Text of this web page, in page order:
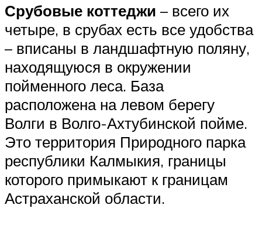
Срубовые коттеджи – всего их
четыре, в срубах есть все удобства
– вписаны в ландшафтную поляну,
находящуюся в окружении
пойменного леса. База
расположена на левом берегу
Волги в Волго-Ахтубинской пойме.
Это территория Природного парка
республики Калмыкия, границы
которого примыкают к границам
Астраханской области.